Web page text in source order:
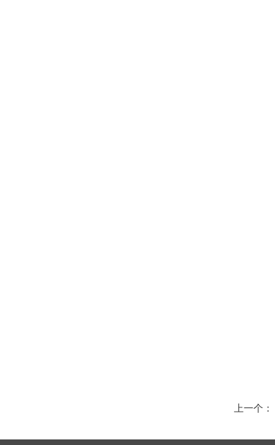
上一个：